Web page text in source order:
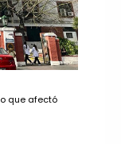
que afectó